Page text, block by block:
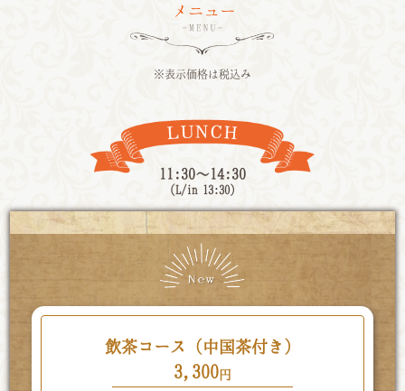
※表示価格は税込み
11:30〜14:30
（L/in 13:30）
飲茶コース（中国茶付き）
3,300円